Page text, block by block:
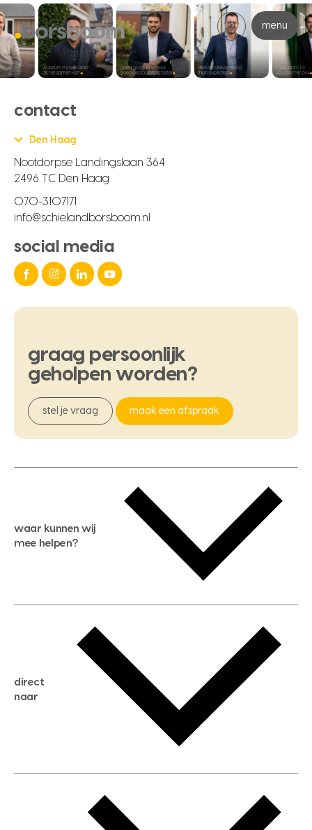
menu
contact
Den Haag
Nootdorpse Landingslaan 364
2496 TC Den Haag
070-3107171
info@schielandborsboom.nl
social media
graag persoonlijk
geholpen worden?
stel je vraag maak een afspraak
waar kunnen wij
mee helpen?
gratis zoekservice
huis verkopen
huis kopen
aankoopadvies
verkoopadvies
direct
naar
hypotheek berekenen